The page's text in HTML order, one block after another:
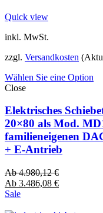
Quick view
inkl. MwSt.
zzgl. Versandkosten
Wählen Sie eine Option
Close
Elektrisches
20×80 als Mod.
familieneigenen
+ E-Antrieb
Ab4.980,12€
Ab 3.486,08 €
Sale